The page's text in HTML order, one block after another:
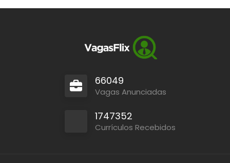
66049
Vagas Anunciadas
1747352
Currículos Recebidos